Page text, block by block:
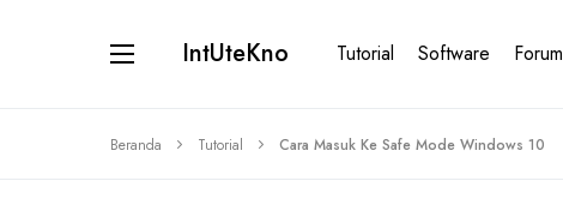
IntUteKno Tutorial Software Forum
Beranda Tutorial Cara Masuk Ke Safe Mode Windows 10